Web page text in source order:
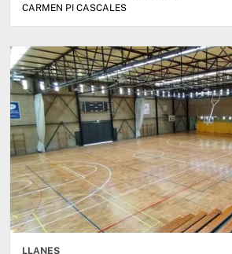
CARMEN PI CASCALES
LLANES